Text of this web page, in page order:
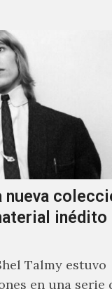
nueva
inédito
Talmy estuvo
en una serie